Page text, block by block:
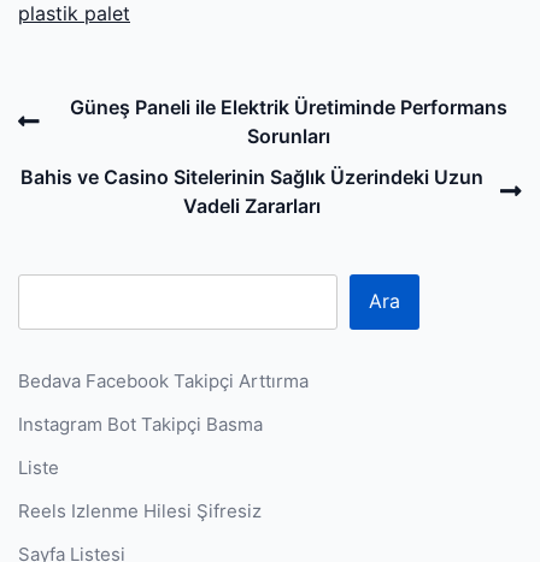
plastik palet
Post
PreviousGüneş Paneli ile Elektrik Üretiminde Performans
Sorunları
Bahis ve Casino Sitelerinin Sağlık Üzerindeki Uzun
Vadeli Zararları
Ara
Bedava Facebook Takipçi Arttırma
Instagram Bot Takipçi Basma
Liste
Reels Izlenme Hilesi Şifresiz
Sayfa Listesi